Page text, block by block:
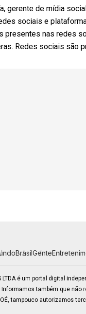
gerente de mídia
sociais e
presentes nas redes
Redes sociais são
BrasilGente
LTDA é um portal digital
também que
tampouco autorizamos